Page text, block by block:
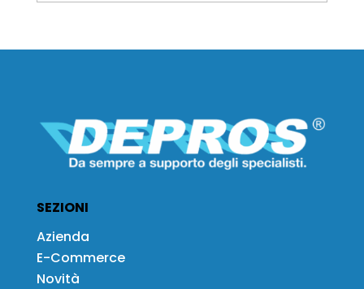
SEZIONI
Azienda
E-Commerce
Novità